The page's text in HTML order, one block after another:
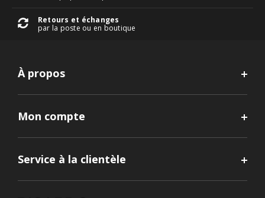
Retours et échanges
par la poste ou en boutique
À propos
Mon compte
Service à la clientèle